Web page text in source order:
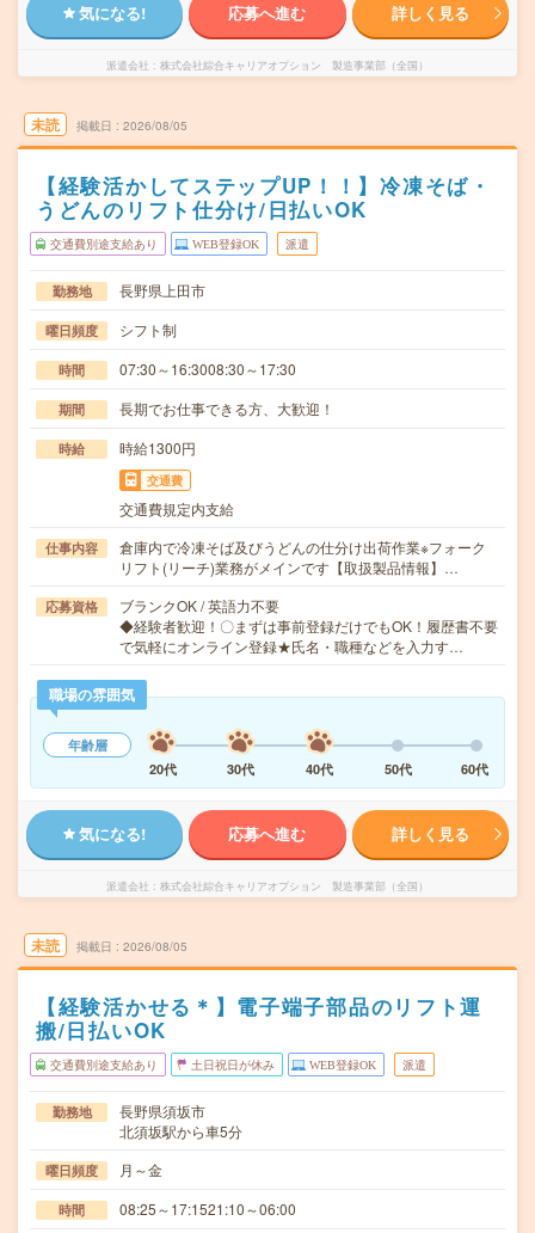
気になる! 応募へ進む 詳しく見る
派遣会社 株式会社綜合キャリアオプション 製造事業部（全国）
未読 掲載日 2026/08/05
【経験活かしてステップUP！！】冷凍そば・
うどんのリフト仕分け/日払いOK
交通費別途支給あり WEB登録OK 派遣
勤務地 長野県上田市
曜日頻度 シフト制
時間 07:30～16:3008:30～17:30
期間 長期でお仕事できる方、大歓迎！
時給 時給1300円
交通費
交通費規定内支給
仕事内容
倉庫内で冷凍そば及びうどんの仕分け出荷作業※フォーク
リフト(リーチ)業務がメインです【取扱製品情報】…
応募資格
ブランクOK / 英語力不要
◆経験者歓迎！〇まずは事前登録だけでもOK！履歴書不要
で気軽にオンライン登録★氏名・職種などを入力す…
職場の雰囲気
年齢層
20代
30代 40代 50代 60代
気になる! 応募へ進む 詳しく見る
派遣会社 株式会社綜合キャリアオプション 製造事業部（全国）
未読 掲載日 2026/08/05
【経験活かせる＊】電子端子部品のリフト運
搬/日払いOK
交通費別途支給あり 土日祝日が休み WEB登録OK 派遣
勤務地
長野県須坂市
北須坂駅から車5分
曜日頻度 月～金
時間 08:25～17:1521:10～06:00